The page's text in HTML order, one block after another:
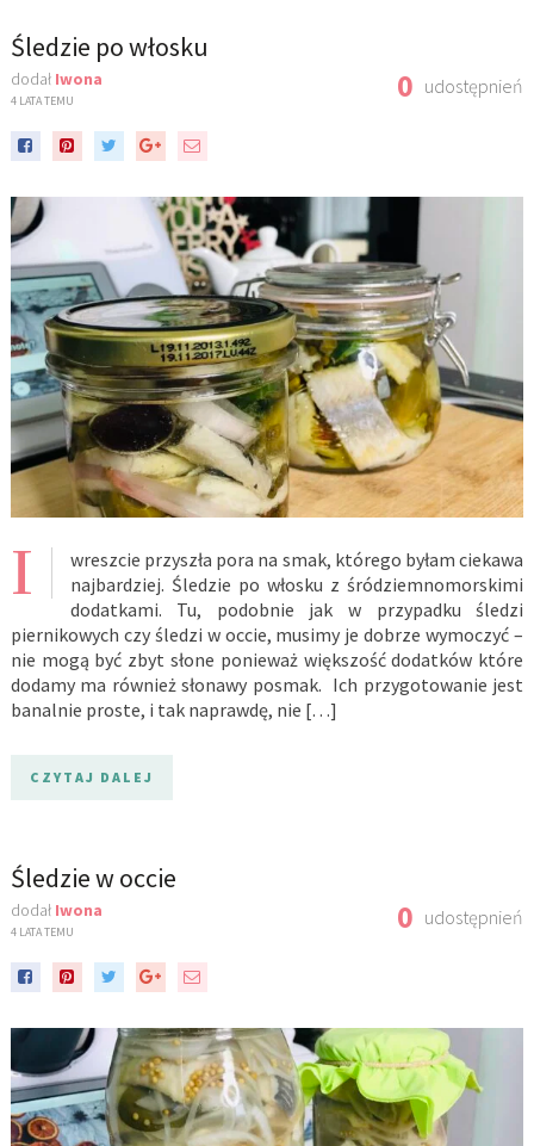
Śledzie po włosku
dodał Iwona
4 LATA TEMU 0 udostępnień
I
wreszcie przyszła pora na smak, którego byłam ciekawa
najbardziej. Śledzie po włosku z śródziemnomorskimi
dodatkami. Tu, podobnie jak w przypadku śledzi
piernikowych czy śledzi w occie, musimy je dobrze wymoczyć –
nie mogą być zbyt słone ponieważ większość dodatków które
dodamy ma również słonawy posmak. Ich przygotowanie jest
banalnie proste, i tak naprawdę, nie […]
CZYTAJ DALEJ
Śledzie w occie
dodał Iwona
4 LATA TEMU 0 udostępnień